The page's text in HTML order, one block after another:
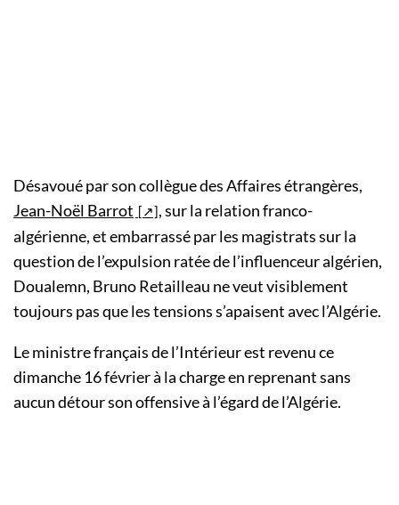
Désavoué par son collègue des Affaires étrangères,
Jean-Noël Barrot
, sur la relation franco-
algérienne, et embarrassé par les magistrats sur la
question de l’expulsion ratée de l’influenceur algérien,
Doualemn, Bruno Retailleau ne veut visiblement
toujours pas que les tensions s’apaisent avec l’Algérie.
Le ministre français de l’Intérieur est revenu ce
dimanche 16 février à la charge en reprenant sans
aucun détour son offensive à l’égard de l’Algérie.